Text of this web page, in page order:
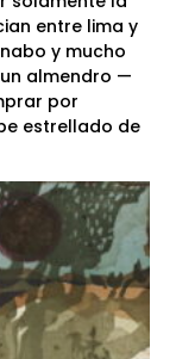
entre lima y
y mucho
almendro —
por
estrellado de